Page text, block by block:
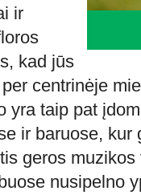
ir
kad jūs
centrinėje
yra taip pat
ir baruose, kur
geros muzikos
nusipelno